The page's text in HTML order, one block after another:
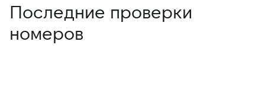
Последние проверки
номеров